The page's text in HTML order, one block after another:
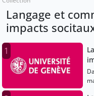
Langage et
impacts
1